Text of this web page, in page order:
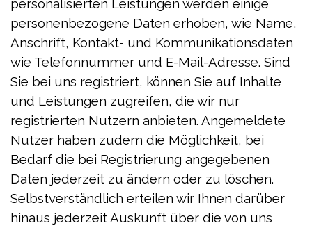
personalisierten Leistungen werden einige
personenbezogene Daten erhoben, wie Name,
Anschrift, Kontakt- und Kommunikationsdaten
wie Telefonnummer und E-Mail-Adresse. Sind
Sie bei uns registriert, können Sie auf Inhalte
und Leistungen zugreifen, die wir nur
registrierten Nutzern anbieten. Angemeldete
Nutzer haben zudem die Möglichkeit, bei
Bedarf die bei Registrierung angegebenen
Daten jederzeit zu ändern oder zu löschen.
Selbstverständlich erteilen wir Ihnen darüber
hinaus jederzeit Auskunft über die von uns